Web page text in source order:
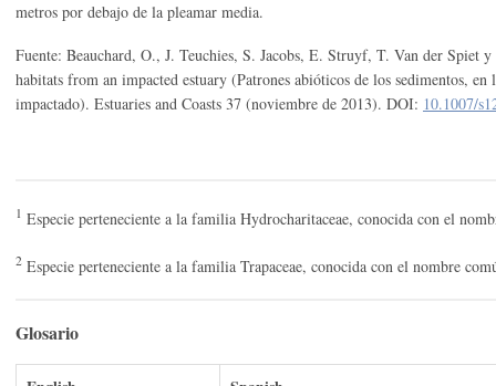
metros por debajo de la pleamar media.
Fuente: Beauchard, O., J. Teuchies, S. Jacobs, E. Struyf, T. Van der
habitats from an impacted estuary (Patrones abióticos de los sedimentos,
impactado). Estuaries and Coasts 37 (noviembre de 2013). DOI: 10.1007/
1 Especie perteneciente a la familia Hydrocharitaceae, conocida con el
2 Especie perteneciente a la familia Trapaceae, conocida con el nombre
Glosario